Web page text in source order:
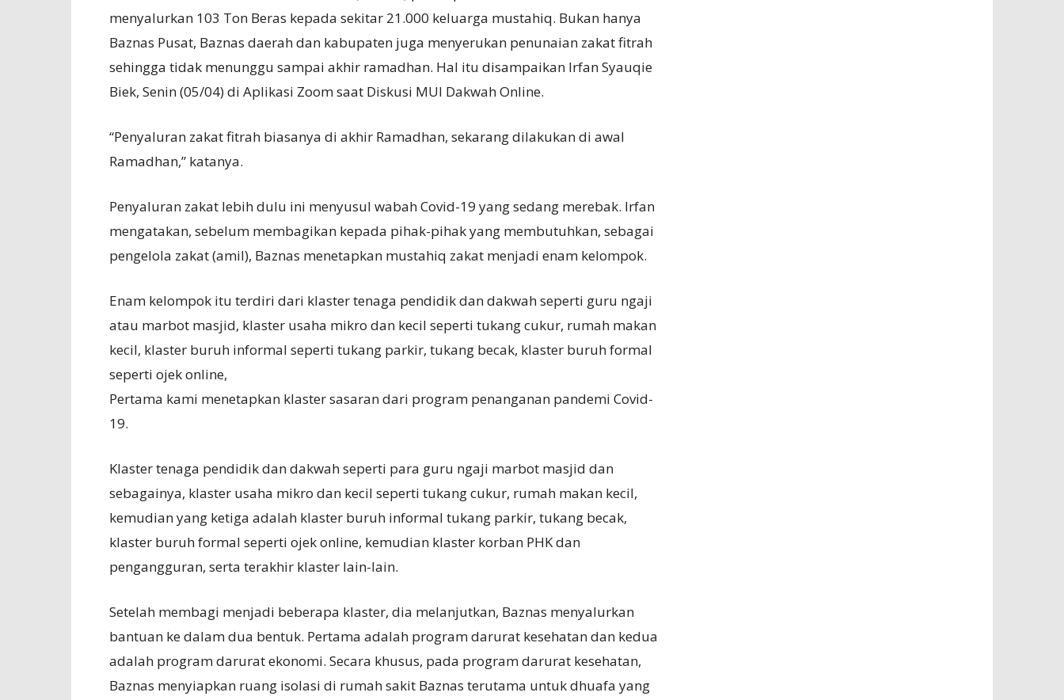
menyalurkan 103 Ton Beras kepada sekitar 21.000 keluarga mustahiq. Bukan hanya
Baznas Pusat, Baznas daerah dan kabupaten juga menyerukan penunaian zakat fitrah
sehingga tidak menunggu sampai akhir ramadhan. Hal itu disampaikan Irfan Syauqie
Biek, Senin (05/04) di Aplikasi Zoom saat Diskusi MUI Dakwah Online.
“Penyaluran zakat fitrah biasanya di akhir Ramadhan, sekarang dilakukan di awal
Ramadhan,” katanya.
Penyaluran zakat lebih dulu ini menyusul wabah Covid-19 yang sedang merebak. Irfan
mengatakan, sebelum membagikan kepada pihak-pihak yang membutuhkan, sebagai
pengelola zakat (amil), Baznas menetapkan mustahiq zakat menjadi enam kelompok.
Enam kelompok itu terdiri dari klaster tenaga pendidik dan dakwah seperti guru ngaji
atau marbot masjid, klaster usaha mikro dan kecil seperti tukang cukur, rumah makan
kecil, klaster buruh informal seperti tukang parkir, tukang becak, klaster buruh formal
seperti ojek online,
Pertama kami menetapkan klaster sasaran dari program penanganan pandemi Covid-
19.
Klaster tenaga pendidik dan dakwah seperti para guru ngaji marbot masjid dan
sebagainya, klaster usaha mikro dan kecil seperti tukang cukur, rumah makan kecil,
kemudian yang ketiga adalah klaster buruh informal tukang parkir, tukang becak,
klaster buruh formal seperti ojek online, kemudian klaster korban PHK dan
pengangguran, serta terakhir klaster lain-lain.
Setelah membagi menjadi beberapa klaster, dia melanjutkan, Baznas menyalurkan
bantuan ke dalam dua bentuk. Pertama adalah program darurat kesehatan dan kedua
adalah program darurat ekonomi. Secara khusus, pada program darurat kesehatan,
Baznas menyiapkan ruang isolasi di rumah sakit Baznas terutama untuk dhuafa yang